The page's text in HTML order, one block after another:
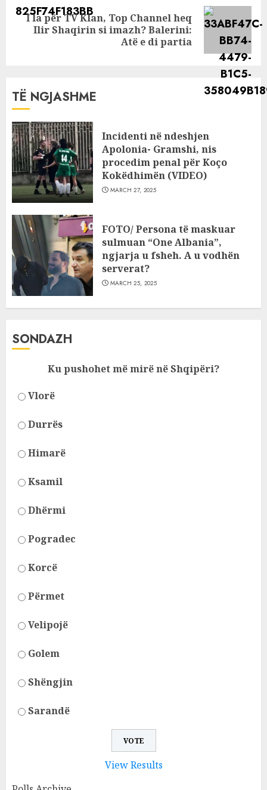
Next
I la për TV Klan, Top Channel heq
Ilir Shaqirin si imazh? Balerini:
Atë e di partia
TË NGJASHME
Incidenti në ndeshjen
Apolonia- Gramshi, nis
procedim penal për Koço
Kokëdhimën (VIDEO)
MARCH 27, 2025
FOTO/ Persona të maskuar
sulmuan “One Albania”,
ngjarja u fsheh. A u vodhën
serverat?
MARCH 25, 2025
SONDAZH
Ku pushohet më mirë në Shqipëri?
Vlorë
Durrës
Himarë
Ksamil
Dhërmi
Pogradec
Korcë
Përmet
Velipojë
Golem
Shëngjin
Sarandë
View Results